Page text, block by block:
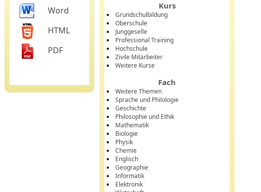
Word
HTML
PDF
Kurs
Grundschulbildung
Oberschule
Junggeselle
Professional Training
Hochschule
Zivile Mitarbeiter
Weitere Kurse
Fach
Weitere Themen
Sprache und Philologie
Geschichte
Philosophie und Ethik
Mathematik
Biologie
Physik
Chemie
Englisch
Geographie
Informatik
Elektronik